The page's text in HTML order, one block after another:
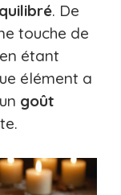
. De
touche de
étant
élément a
goût